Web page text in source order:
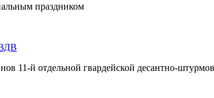
праздником
11-й отдельной гвардейской десантно-